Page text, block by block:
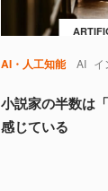
AI・人工知能 AI イ
小説家の半数は
感じている